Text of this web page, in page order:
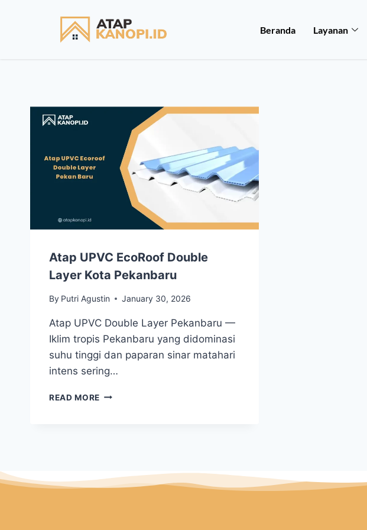
Beranda Layanan
Atap UPVC EcoRoof Double
Layer Kota Pekanbaru
By Putri Agustin January 30, 2026
Atap UPVC Double Layer Pekanbaru —
Iklim tropis Pekanbaru yang didominasi
suhu tinggi dan paparan sinar matahari
intens sering…
READ MORE